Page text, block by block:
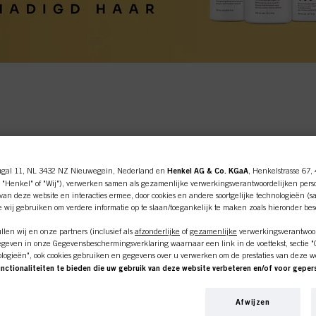
klanten.
haarsalon
IK
Schwarzkopf-
11, NL 3432 NZ Nieuwegein, Nederland en Henkel AG & Co. KGaA , Henkelstrasse
of "Wij"), verwerken samen als gezamenlijke verwerkingsverantwoordelijken
deze website en interacties ermee, door cookies en andere soortgelijke technologieën
wij gebruiken om verdere informatie op te slaan/toegankelijk te maken zoals hieronder
wij en onze partners (inclusief als afzonderlijke ofgezamenlijke
in onze Gegevensbeschermingsverklaring waarnaar een link in de voettekst, sectie
ook cookies gebruiken en gegevens over u verwerken om de prestaties van deze
te bieden die uw gebruik van deze website verbeteren en/of voor
u aanmaken die verrijkt kunnen worden met gegevens die van derden en andere
Afwijzen